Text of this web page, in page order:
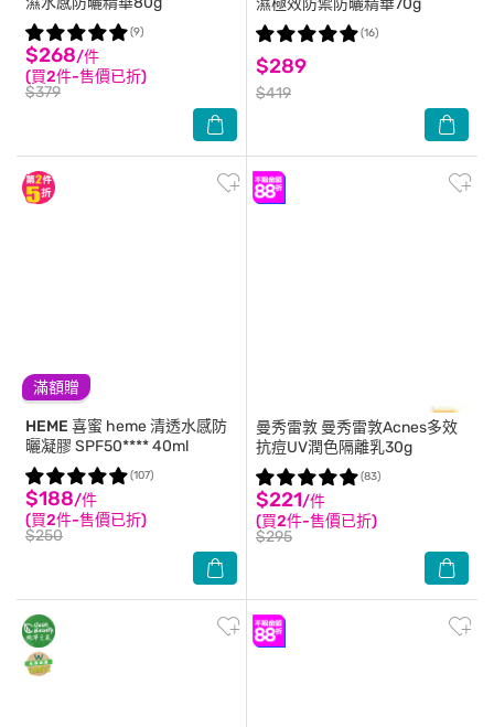
$268/件
(買2件-售價已折)
$379
(9)
濕極效防禦防曬精華70g
$289
$419
(16)
滿額贈
HEME 喜蜜 heme 清透水感防
曬凝膠 SPF50**** 40ml
$188/件
(買2件-售價已折)
$250
(107)
曼秀雷敦 曼秀雷敦Acnes多效
抗痘UV潤色隔離乳30g
$221/件
(買2件-售價已折)
$295
(83)